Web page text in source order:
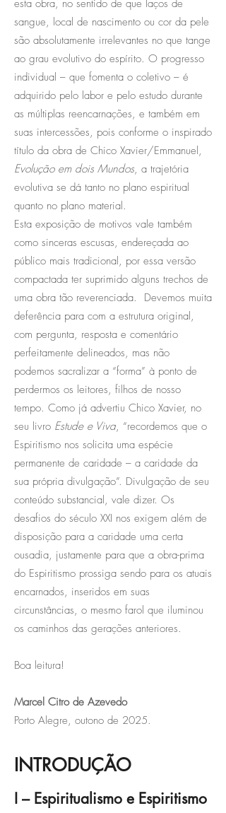
esta obra, no sentido de que laços de
sangue, local de nascimento ou cor da pele
são absolutamente irrelevantes no que tange
ao grau evolutivo do espírito. O progresso
individual – que fomenta o coletivo – é
adquirido pelo labor e pelo estudo durante
as múltiplas reencarnações, e também em
suas intercessões, pois conforme o inspirado
título da obra de Chico Xavier/Emmanuel,
Evolução em dois Mundos, a trajetória
evolutiva se dá tanto no plano espiritual
quanto no plano material.
Esta exposição de motivos vale também
como sinceras escusas, endereçada ao
público mais tradicional, por essa versão
compactada ter suprimido alguns trechos de
uma obra tão reverenciada. Devemos muita
deferência para com a estrutura original,
com pergunta, resposta e comentário
perfeitamente delineados, mas não
podemos sacralizar a “forma” à ponto de
perdermos os leitores, filhos de nosso
tempo. Como já advertiu Chico Xavier, no
seu livro Estude e Viva, “recordemos que o
Espiritismo nos solicita uma espécie
permanente de caridade – a caridade da
sua própria divulgação”. Divulgação de seu
conteúdo substancial, vale dizer. Os
desafios do século XXI nos exigem além de
disposição para a caridade uma certa
ousadia, justamente para que a obra-prima
do Espiritismo prossiga sendo para os atuais
encarnados, inseridos em suas
circunstâncias, o mesmo farol que iluminou
os caminhos das gerações anteriores.
Boa leitura!
Marcel Citro de Azevedo
Porto Alegre, outono de 2025.
INTRODUÇÃO
I – Espiritualismo e Espiritismo